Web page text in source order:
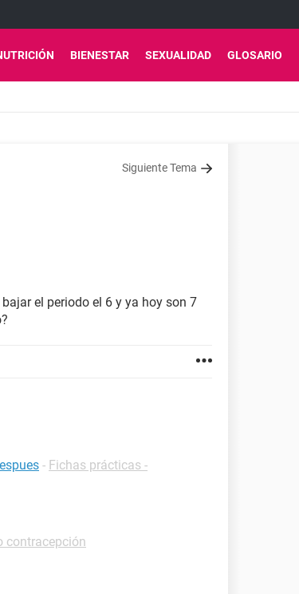
BIENESTAR SEXUALIDAD GLOSARIO
Siguiente Tema
el periodo el 6 y ya hoy son 7
- Fichas prácticas -
contracepción